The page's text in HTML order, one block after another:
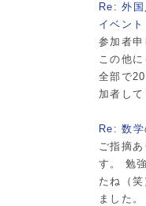
Re: 外国
イベント
参加者申
この他に
全部で
加者し
Re: 数学
ご指摘あ
す。 勉
たね（
ました。